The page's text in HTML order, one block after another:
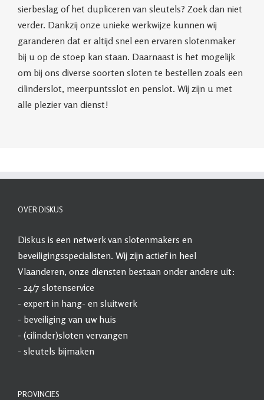
sierbeslag of het dupliceren van sleutels? Zoek dan niet
verder. Dankzij onze unieke werkwijze kunnen wij
garanderen dat er altijd snel een ervaren slotenmaker
bij u op de stoep kan staan. Daarnaast is het mogelijk
om bij ons diverse soorten sloten te bestellen zoals een
cilinderslot, meerpuntsslot en penslot. Wij zijn u met
alle plezier van dienst!
OVER DISKUS
Diskus is een netwerk van slotenmakers en
beveiligingsspecialisten. Wij zijn actief in heel
Vlaanderen, onze diensten bestaan onder andere uit:
- 24/7 slotenservice
- expert in hang- en sluitwerk
- beveiliging van uw huis
- (cilinder)sloten vervangen
- sleutels bijmaken
PROVINCIES